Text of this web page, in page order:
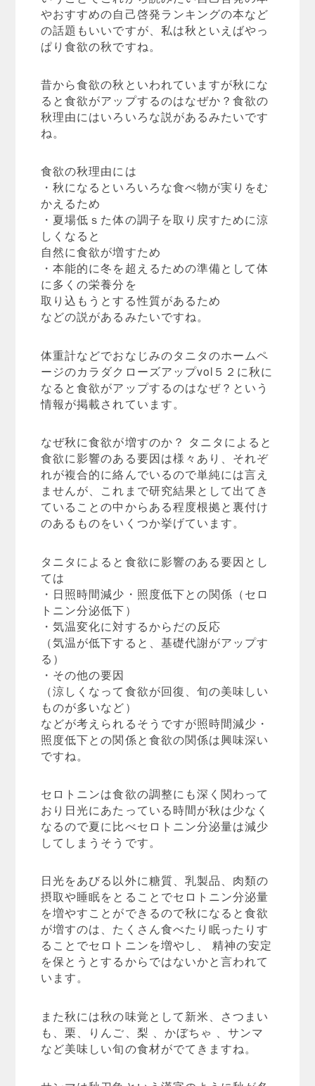
やおすすめの自己啓発ランキングの本など
の話題もいいですが、私は秋といえばやっ
ぱり食欲の秋ですね。
昔から食欲の秋といわれていますが秋にな
ると食欲がアップするのはなぜか？食欲の
秋理由にはいろいろな説があるみたいです
ね。
食欲の秋理由には
・秋になるといろいろな食べ物が実りをむ
かえるため
・夏場低ｓた体の調子を取り戻すために涼
しくなると
自然に食欲が増すため
・本能的に冬を超えるための準備として体
に多くの栄養分を
取り込もうとする性質があるため
などの説があるみたいですね。
体重計などでおなじみのタニタのホームペ
ージのカラダクローズアップvol５２に秋に
なると食欲がアップするのはなぜ？という
情報が掲載されています。
なぜ秋に食欲が増すのか？ タニタによると
食欲に影響のある要因は様々あり、それぞ
れが複合的に絡んでいるので単純には言え
ませんが、これまで研究結果として出てき
ていることの中からある程度根拠と裏付け
のあるものをいくつか挙げています。
タニタによると食欲に影響のある要因とし
ては
・日照時間減少・照度低下との関係（セロ
トニン分泌低下）
・気温変化に対するからだの反応
（気温が低下すると、基礎代謝がアップす
る）
・その他の要因
（涼しくなって食欲が回復、旬の美味しい
ものが多いなど）
などが考えられるそうですが照時間減少・
照度低下との関係と食欲の関係は興味深い
ですね。
セロトニンは食欲の調整にも深く関わって
おり日光にあたっている時間が秋は少なく
なるので夏に比べセロトニン分泌量は減少
してしまうそうです。
日光をあびる以外に糖質、乳製品、肉類の
摂取や睡眠をとることでセロトニン分泌量
を増やすことができるので秋になると食欲
が増すのは、たくさん食べたり眠ったりす
ることでセロトニンを増やし、 精神の安定
を保とうとするからではないかと言われて
います。
また秋には秋の味覚として新米、さつまい
も、栗、りんご、梨 、かぼちゃ 、サンマ
など美味しい旬の食材がでてきますね。